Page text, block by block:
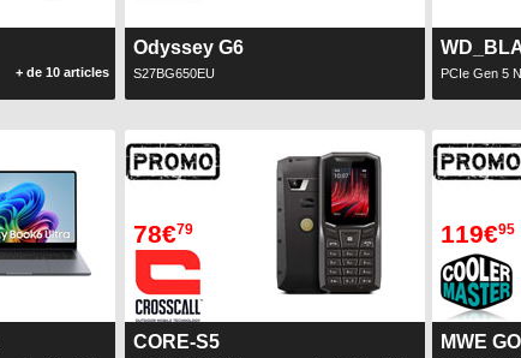
+ de 10 articles
Odyssey G6
S27BG650EU PCIe Gen 5
78€79
CORE-S5
119€95
MWE